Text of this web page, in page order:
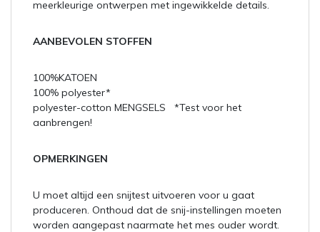
meerkleurige ontwerpen met ingewikkelde details.
AANBEVOLEN STOFFEN
100%KATOEN
100% polyester*
polyester-cotton MENGSELS *Test voor het
aanbrengen!
OPMERKINGEN
U moet altijd een snijtest uitvoeren voor u gaat
produceren. Onthoud dat de snij-instellingen moeten
worden aangepast naarmate het mes ouder wordt.